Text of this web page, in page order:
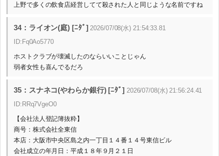
上野で多くの飲食店経営してて殺された人と同じような名前ですね
34：ライオン(庭) [ﾆﾀﾞ] 2026/07/08(水) 21:54:33.81
ID:Fq0Ao5770
ホストクラブが壊滅したのならいいことじゃん
弱者女性も喜んでるだろ
35：スナネコ(やわらか銀行) [ﾆﾀﾞ] 2026/07/08(水) 21:56:24.41
ID:RRq7VgeO0
【会社法人登記簿抜粋】
商号：株式会社全東信
本店：大阪市中央区島之内一丁目１４番１４号東信ビル
会社成立の年月日：平成１８年９月２１日